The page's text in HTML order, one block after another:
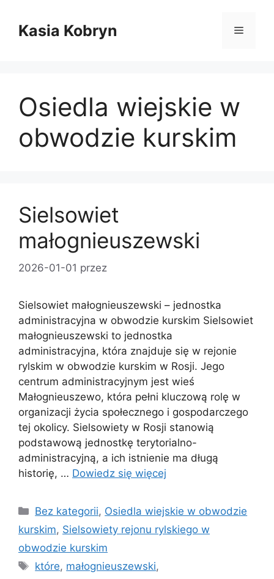
treściKasia Kobryn Menu
Osiedla wiejskie w
obwodzie kurskim
Sielsowiet
małognieuszewski
2026-01-01 przez
Sielsowiet małognieuszewski – jednostka
administracyjna w obwodzie kurskim Sielsowiet
małognieuszewski to jednostka
administracyjna, która znajduje się w rejonie
rylskim w obwodzie kurskim w Rosji. Jego
centrum administracyjnym jest wieś
Małognieuszewo, która pełni kluczową rolę w
organizacji życia społecznego i gospodarczego
tej okolicy. Sielsowiety w Rosji stanowią
podstawową jednostkę terytorialno-
administracyjną, a ich istnienie ma długą
historię, … Dowiedz się więcej
Kategorie
Bez kategorii, Osiedla wiejskie w obwodzie
kurskim, Sielsowiety rejonu rylskiego w
obwodzie kurskim
Tagi
które, małognieuszewski,